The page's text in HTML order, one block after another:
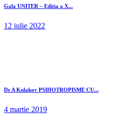
Gala UNITER – Editia a X...
12 iulie 2022
Dr A Kulakov PSIHOTROPISME CU...
4 martie 2019